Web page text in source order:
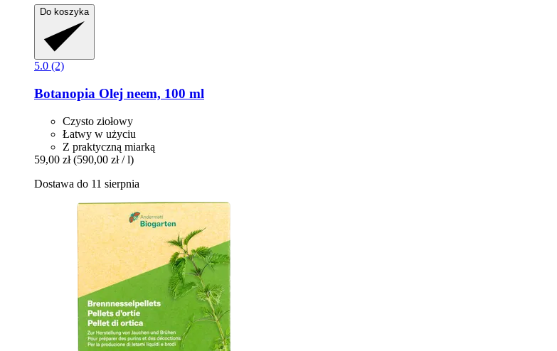
Do koszyka
5.0 (2)
Botanopia Olej neem, 100 ml
Czysto ziołowy
Łatwy w użyciu
Z praktyczną miarką
59,00 zł (590,00 zł / l)
Dostawa do 11 sierpnia